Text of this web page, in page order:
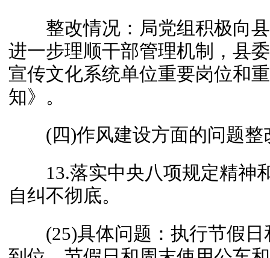
整改情况：局党组积极向县
进一步理顺干部管理机制，县
宣传文化系统单位重要岗位和
知》。
(四)作风建设方面的问题整
13.落实中央八项规定精神
自纠不彻底。
(25)具体问题：执行节假日